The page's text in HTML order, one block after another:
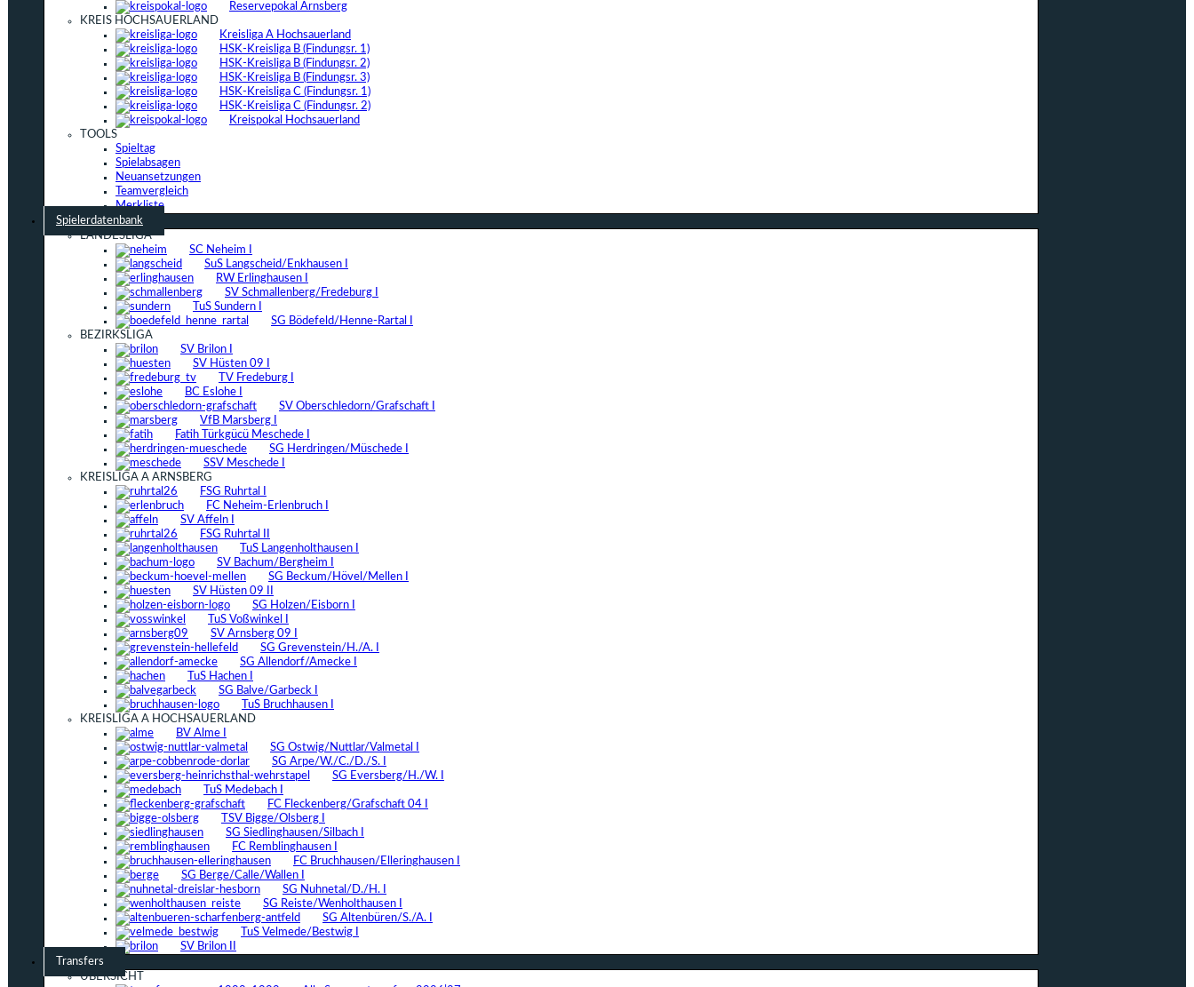
Reservepokal Arnsberg
KREIS HOCHSAUERLAND
Kreisliga A Hochsauerland
HSK-Kreisliga B (Findungsr. 1)
HSK-Kreisliga B (Findungsr. 2)
HSK-Kreisliga B (Findungsr. 3)
HSK-Kreisliga C (Findungsr. 1)
HSK-Kreisliga C (Findungsr. 2)
Kreispokal Hochsauerland
TOOLS
Spieltag
Spielabsagen
Neuansetzungen
Teamvergleich
Merkliste
Spielerdatenbank
LANDESLIGA
SC Neheim I
SuS Langscheid/Enkhausen I
RW Erlinghausen I
SV Schmallenberg/Fredeburg I
TuS Sundern I
SG Bödefeld/Henne-Rartal I
BEZIRKSLIGA
SV Brilon I
SV Hüsten 09 I
TV Fredeburg I
BC Eslohe I
SV Oberschledorn/Grafschaft I
VfB Marsberg I
Fatih Türkgücü Meschede I
SG Herdringen/Müschede I
SSV Meschede I
KREISLIGA A ARNSBERG
FSG Ruhrtal I
FC Neheim-Erlenbruch I
SV Affeln I
FSG Ruhrtal II
TuS Langenholthausen I
SV Bachum/Bergheim I
SG Beckum/Hövel/Mellen I
SV Hüsten 09 II
SG Holzen/Eisborn I
TuS Voßwinkel I
SV Arnsberg 09 I
SG Grevenstein/H./A. I
SG Allendorf/Amecke I
TuS Hachen I
SG Balve/Garbeck I
TuS Bruchhausen I
KREISLIGA A HOCHSAUERLAND
BV Alme I
SG Ostwig/Nuttlar/Valmetal I
SG Arpe/W./C./D./S. I
SG Eversberg/H./W. I
TuS Medebach I
FC Fleckenberg/Grafschaft 04 I
TSV Bigge/Olsberg I
SG Siedlinghausen/Silbach I
FC Remblinghausen I
FC Bruchhausen/Elleringhausen I
SG Berge/Calle/Wallen I
SG Nuhnetal/D./H. I
SG Reiste/Wenholthausen I
SG Altenbüren/S./A. I
TuS Velmede/Bestwig I
SV Brilon II
Transfers
ÜBERSICHT